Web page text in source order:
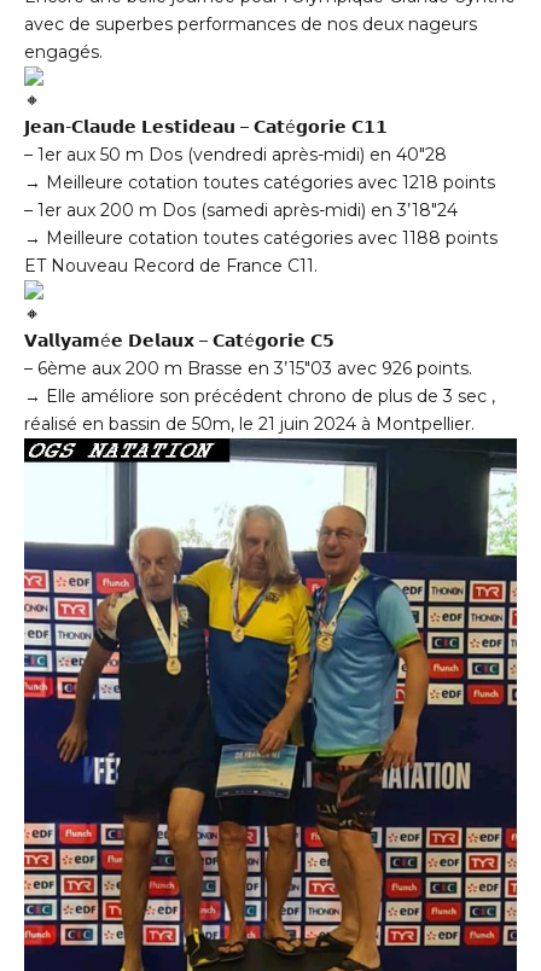
avec de superbes performances de nos deux nageurs
engagés.
𝗝𝗲𝗮𝗻-𝗖𝗹𝗮𝘂𝗱𝗲 𝗟𝗲𝘀𝘁𝗶𝗱𝗲𝗮𝘂 – 𝗖𝗮𝘁é𝗴𝗼𝗿𝗶𝗲 𝗖𝟭𝟭
– 1er aux 50 m Dos (vendredi après-midi) en 40″28
→ Meilleure cotation toutes catégories avec 1218 points
– 1er aux 200 m Dos (samedi après-midi) en 3’18″24
→ Meilleure cotation toutes catégories avec 1188 points
ET Nouveau Record de France C11.
𝗩𝗮𝗹𝗹𝘆𝗮𝗺é𝗲 𝗗𝗲𝗹𝗮𝘂𝘅 – 𝗖𝗮𝘁é𝗴𝗼𝗿𝗶𝗲 𝗖𝟱
– 6ème aux 200 m Brasse en 3’15″03 avec 926 points.
→ Elle améliore son précédent chrono de plus de 3 sec ,
réalisé en bassin de 50m, le 21 juin 2024 à Montpellier.